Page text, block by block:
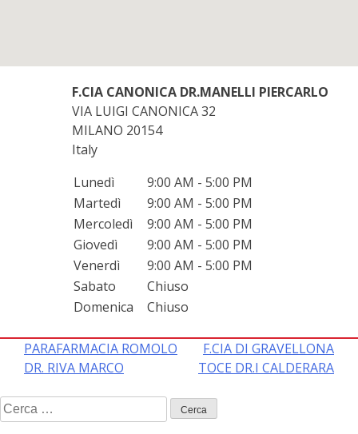
F.CIA CANONICA DR.MANELLI PIERCARLO
VIA LUIGI CANONICA 32
MILANO 20154
Italy
Lunedì
9:00 AM - 5:00 PM
Martedì
9:00 AM - 5:00 PM
Mercoledì
9:00 AM - 5:00 PM
Giovedì
9:00 AM - 5:00 PM
Venerdì
9:00 AM - 5:00 PM
Sabato
Chiuso
Domenica
Chiuso
Navigazione
articoli
PARAFARMACIA ROMOLO
DR. RIVA MARCO
F.CIA DI GRAVELLONA
TOCE DR.I CALDERARA
Ricerca
per: